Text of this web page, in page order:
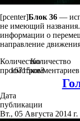
[pcenter]Блок 36 —
не имеющий названия.
информации о
направление
Количество
просмотров
16715
Количество
комментариев
3
Дата
публикации
Вт., 05 Августа 2014 г.